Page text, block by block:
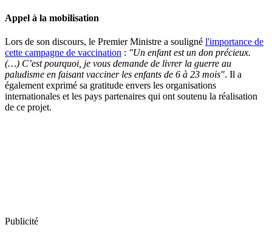
Appel à la mobilisation
Lors de son discours, le Premier Ministre a souligné l'importance de
cette campagne de vaccination : "Un enfant est un don précieux.
(…) C’est pourquoi, je vous demande de livrer la guerre au
paludisme en faisant vacciner les enfants de 6 à 23 mois". Il a
également exprimé sa gratitude envers les organisations
internationales et les pays partenaires qui ont soutenu la réalisation
de ce projet.
Publicité